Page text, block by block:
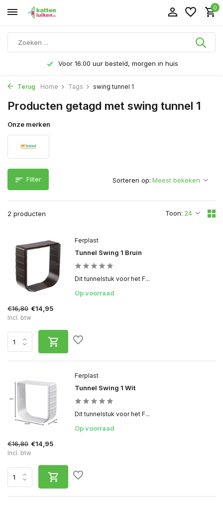
0
Voor 16.00 uur besteld, morgen in huis
Terug Home Tags swing tunnel 1
Producten getagd met swing tunnel 1
Onze merken
Filter
2 producten Toon:
Sorteren op:
Ferplast
Tunnel Swing 1 Wit
Dit tunnelstuk voor het F...
Op voorraad
€16,80 €14,95
Incl. btw
Ferplast
Tunnel Swing 1 Bruin
Dit tunnelstuk voor het F...
Op voorraad
€16,80 €14,95
Incl. btw